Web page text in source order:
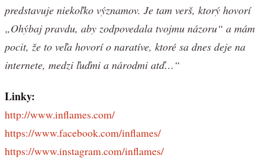
predstavuje niekoľko významov. Je tam verš, ktorý hovorí
„Ohýbaj pravdu, aby zodpovedala tvojmu názoru“ a mám
pocit, že to veľa hovorí o naratíve, ktoré sa dnes deje na
internete, medzi ľuďmi a národmi atď…“
Linky:
http://www.inflames.com/
https://www.facebook.com/inflames/
https://www.instagram.com/inflames/